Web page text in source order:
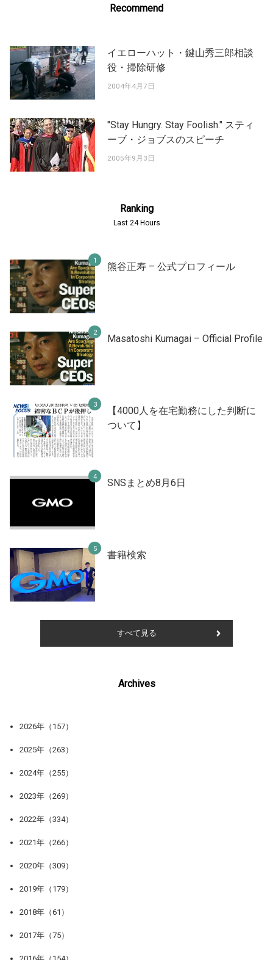
Recommend
イエローハット・鍵山秀三郎相談
役・掃除研修
2004年4月7日
"Stay Hungry. Stay Foolish." スティ
ーブ・ジョブスのスピーチ
2005年9月3日
Ranking
Last 24 Hours
熊谷正寿 – 公式プロフィール
Masatoshi Kumagai – Official Profile
【4000人を在宅勤務にした判断に
ついて】
SNSまとめ8月6日
書籍検索
すべて見る
Archives
2026年（157）
2025年（263）
2024年（255）
2023年（269）
2022年（334）
2021年（266）
2020年（309）
2019年（179）
2018年（61）
2017年（75）